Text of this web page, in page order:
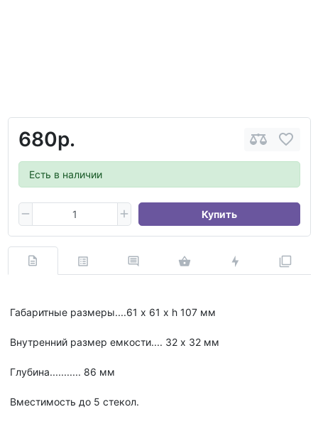
680р.
Есть в наличии
Купить
Габаритные размеры....61 х 61 х h 107 мм
Внутренний размер емкости.... 32 х 32 мм
Глубина........... 86 мм
Вместимость до 5 стекол.